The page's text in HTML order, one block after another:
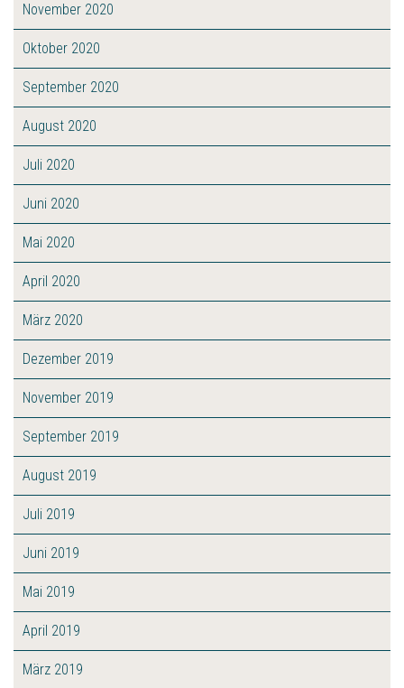
November 2020
Oktober 2020
September 2020
August 2020
Juli 2020
Juni 2020
Mai 2020
April 2020
März 2020
Dezember 2019
November 2019
September 2019
August 2019
Juli 2019
Juni 2019
Mai 2019
April 2019
März 2019